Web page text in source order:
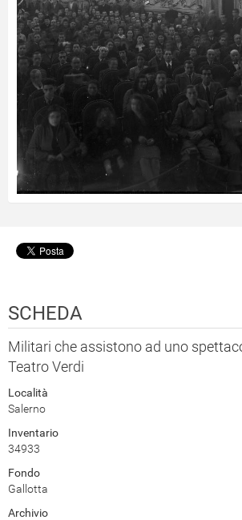
SCHEDA
Militari che assistono ad uno
Teatro Verdi
Località
Salerno
Inventario
34933
Fondo
Gallotta
Archivio